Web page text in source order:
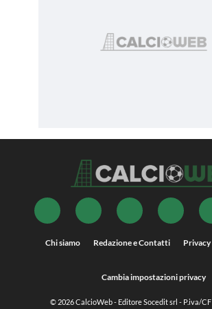
Chi siamo Redazione e Contatti Privacy
Cambia impostazioni privacy
© 2026CalcioWeb- Editore Socedit srl - P.iva/